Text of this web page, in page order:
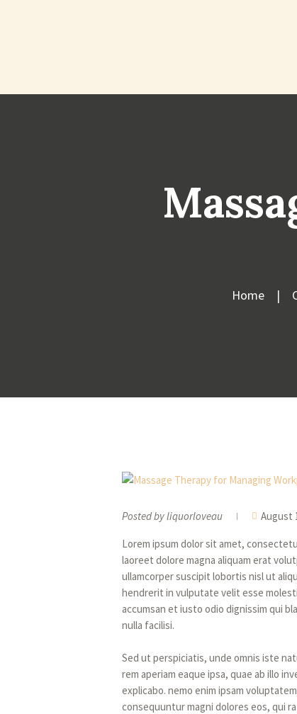
Home
Posted byliquorloveau August
Lorem ipsum dolor sit amet,
laoreet dolore magna aliquam erat
ullamcorper suscipit lobortis nisl ut
hendrerit in vulputate velit esse
accumsan et iusto odio dignissim qui
nulla facilisi.
Sed ut perspiciatis, unde omnis iste
rem aperiam eaque ipsa, quae ab illo
explicabo. nemo enim ipsam
consequuntur magni dolores eos, qui